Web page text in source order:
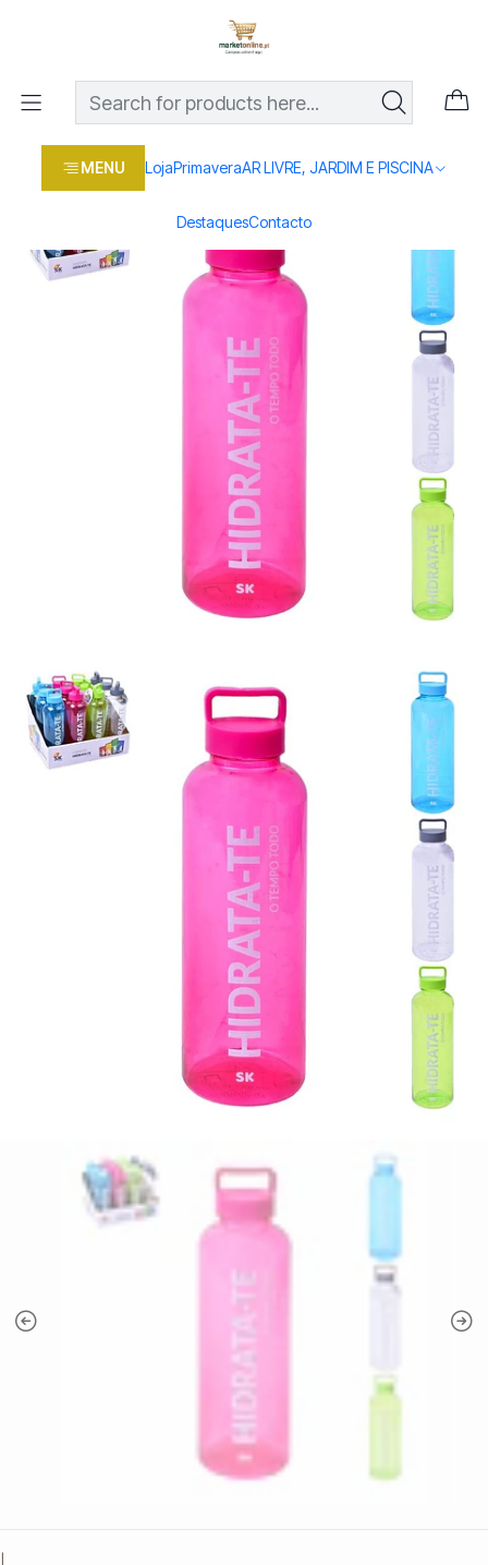
MENU LojaPrimaveraAR LIVRE, JARDIM E PISCINA
DestaquesContacto
Os melhores preços em produtos para casa, jardim e bricolage
Loja Casa e conforto
ARRUMAÇÃO E UTILIDADES
GARRAFA 550ML 820-305